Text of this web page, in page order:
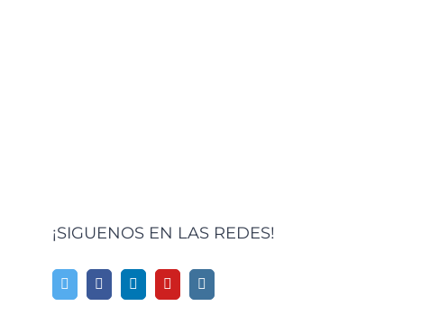
¡SIGUENOS EN LAS REDES!